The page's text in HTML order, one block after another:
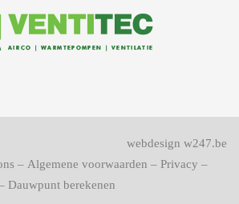
– Algemene voorwaarden – Privacy –
Dauwpunt berekenen
webdesign w247.be